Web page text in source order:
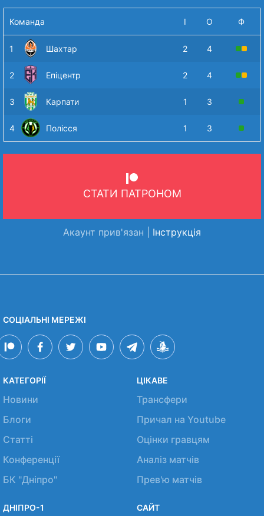
Команда І О Ф
1 Шахтар 2 4
2 Епіцентр 2 4
3 Карпати 1 3
4 Полісся 1 3
СТАТИ ПАТРОНОМ
Акаунт прив'язан | Інструкція
СОЦІАЛЬНІ МЕРЕЖІ
КАТЕГОРІЇ
Новини
Блоги
Статті
Конференції
БК "Дніпро"
ЦІКАВЕ
Трансфери
Причал на Youtube
Оцінки гравцям
Аналіз матчів
Прев'ю матчів
ДНІПРО-1 САЙТ